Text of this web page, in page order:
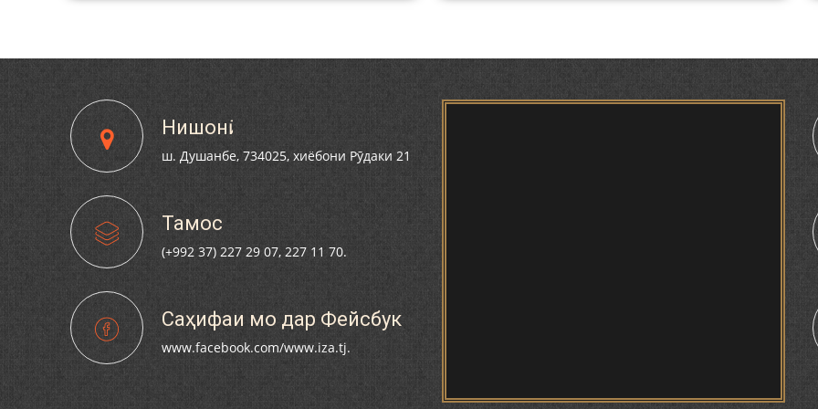
ҶУҒРОФИИ ВАРЗОБ (ДАР АСОСИ МАВОДИ
САЙФИДДИН ҶАБОРОВИЧ.
Нишонӣ
ш. Душанбе, 734025, хиёбони Рӯдаки 21
Тамос
(+992 37) 227 29 07, 227 11 70.
Саҳифаи мо дар Фейсбук
www.facebook.com/www.iza.tj.